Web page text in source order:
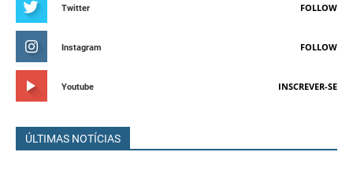
Twitter FOLLOW
Instagram FOLLOW
Youtube INSCREVER-SE
ÚLTIMAS NOTÍCIAS